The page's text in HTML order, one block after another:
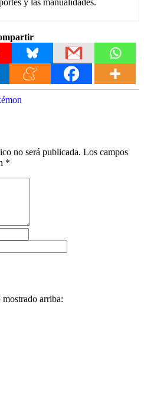
no será publicada. Los campos
*
arriba: